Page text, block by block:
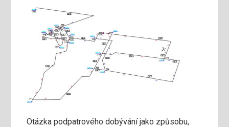
Otázka podpatrového dobývání jako způsobu,